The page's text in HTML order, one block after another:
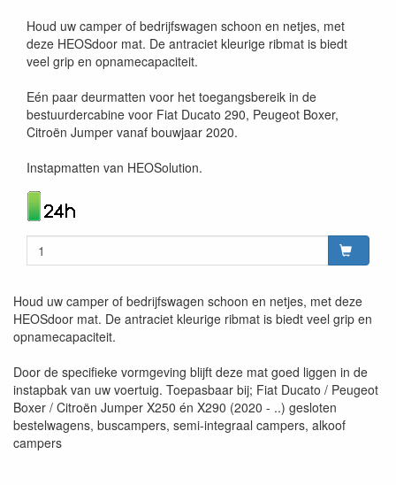
Houd uw camper of bedrijfswagen schoon en netjes, met
deze HEOSdoor mat. De antraciet kleurige ribmat is biedt
veel grip en opnamecapaciteit.
Eén paar deurmatten voor het toegangsbereik in de
bestuurdercabine voor Fiat Ducato 290, Peugeot Boxer,
Citroën Jumper vanaf bouwjaar 2020.
Instapmatten van HEOSolution.
Houd uw camper of bedrijfswagen schoon en netjes, met deze
HEOSdoor mat. De antraciet kleurige ribmat is biedt veel grip en
opnamecapaciteit.
Door de specifieke vormgeving blijft deze mat goed liggen in de
instapbak van uw voertuig. Toepasbaar bij; Fiat Ducato / Peugeot
Boxer / Citroën Jumper X250 én X290 (2020 - ..) gesloten
bestelwagens, buscampers, semi-integraal campers, alkoof
campers